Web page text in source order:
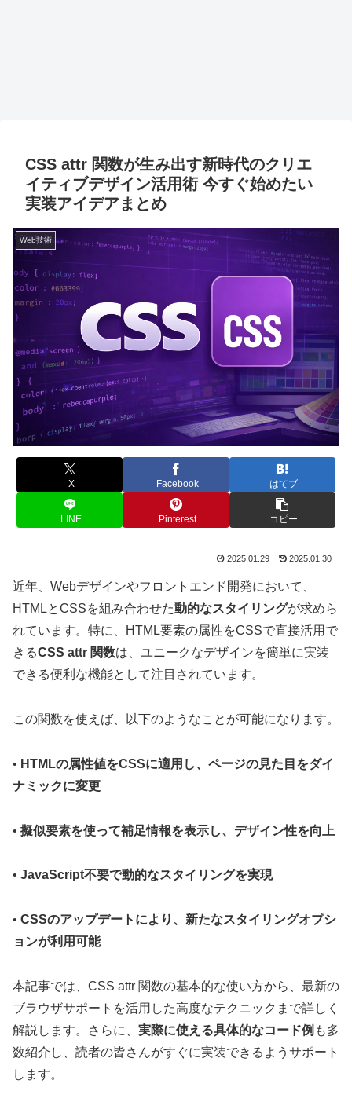
CSS attr 関数が生み出す新時代のクリエ
イティブデザイン活用術 今すぐ始めたい
実装アイデアまとめ
Web技術
X Facebook はてブ
LINE Pinterest コピー
2025.01.29 2025.01.30
近年、Webデザインやフロントエンド開発において、
HTMLとCSSを組み合わせた動的なスタイリングが求めら
れています。特に、HTML要素の属性をCSSで直接活用で
きるCSS attr 関数は、ユニークなデザインを簡単に実装
できる便利な機能として注目されています。
この関数を使えば、以下のようなことが可能になります。
• HTMLの属性値をCSSに適用し、ページの見た目をダイ
ナミックに変更
• 擬似要素を使って補足情報を表示し、デザイン性を向上
• JavaScript不要で動的なスタイリングを実現
• CSSのアップデートにより、新たなスタイリングオプシ
ョンが利用可能
本記事では、CSS attr 関数の基本的な使い方から、最新の
ブラウザサポートを活用した高度なテクニックまで詳しく
解説します。さらに、 実際に使える具体的なコード例 も多
数紹介し、読者の皆さんがすぐに実装できるようサポート
します。